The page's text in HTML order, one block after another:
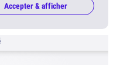
Accepter & afficher